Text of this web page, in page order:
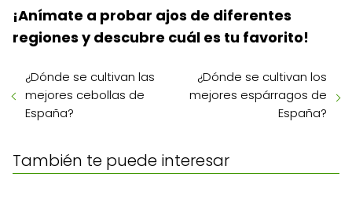
¡Anímate a probar ajos de diferentes
regiones y descubre cuál es tu favorito!
¿Dónde se cultivan las
mejores cebollas de
España?
¿Dónde se cultivan los
mejores espárragos de
España?
También te puede interesar